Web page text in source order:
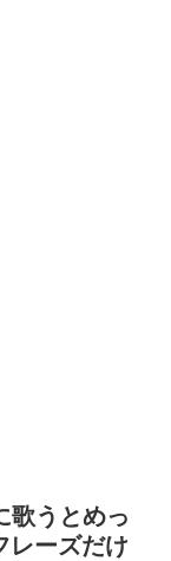
歌うとめっ
レーズだけ